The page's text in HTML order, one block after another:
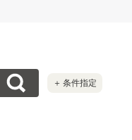
＋ 条件指定